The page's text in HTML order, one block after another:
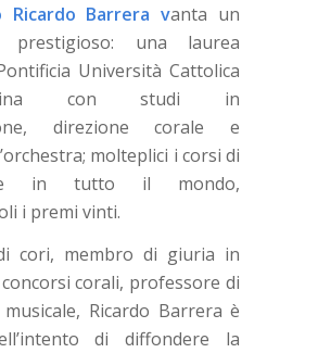
Ricardo Barrera vanta un
prestigioso: una laurea
Università Cattolica
con studi in
direzione corale e
molteplici i corsi di
in tutto il mondo,
i premi vinti.
cori, membro di giuria in
corali, professore di
Ricardo Barrera è
di diffondere la